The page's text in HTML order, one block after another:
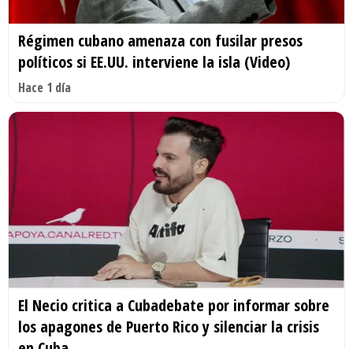
Régimen cubano amenaza con fusilar presos
políticos si EE.UU. interviene la isla (Video)
Hace 1 día
El Necio critica a Cubadebate por informar sobre
los apagones de Puerto Rico y silenciar la crisis